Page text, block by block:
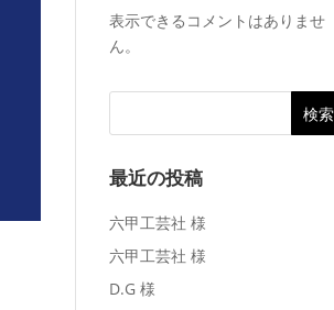
表示できるコメントはありませ
ん。
最近の投稿
六甲工芸社 様
六甲工芸社 様
D.G 様